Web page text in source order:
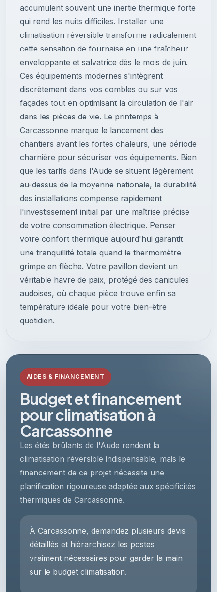
accumulent souvent une inertie thermique forte
qui rend les nuits difficiles. Installer une
climatisation réversible transforme radicalement
cette sensation de fournaise en une fraîcheur
enveloppante et salvatrice dès le mois de juin.
Ces équipements modernes s'intègrent
discrètement dans vos combles ou sur vos
façades tout en optimisant la circulation de l'air
dans les pièces de vie. Le printemps à
Carcassonne marque le lancement des
chantiers avant les fortes chaleurs, une période
charnière pour sécuriser vos équipements. Bien
que les tarifs dans l'Aude se situent légèrement
au-dessus de la moyenne nationale, la durabilité
des installations compense rapidement
l'investissement initial par une maîtrise précise
de votre consommation électrique. Penser
votre confort thermique aujourd'hui garantit
une tranquillité totale quand le thermomètre
grimpe en flèche. Votre pavillon devient un
véritable havre de paix, protégé des canicules
audoises, où chaque pièce trouve enfin sa
température idéale pour votre bien-être
quotidien.
AIDES & FINANCEMENT
Budget et financement
pour climatisation à
Carcassonne
Les étés brûlants de l'Aude rendent la
climatisation réversible indispensable, mais le
financement de ce projet nécessite une
planification rigoureuse adaptée aux spécificités
thermiques de Carcassonne.
À Carcassonne, demandez plusieurs devis
détaillés et hiérarchisez les postes
vraiment nécessaires pour garder la main
sur le budget climatisation.